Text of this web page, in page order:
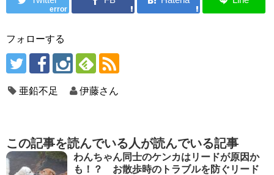
error
フォローする
亜鉛不足 伊藤さん
この記事を読んでいる人が読んでいる記事
わんちゃん同士のケンカはリードが原因か
も！？ お散歩時のトラブルを防ぐリード